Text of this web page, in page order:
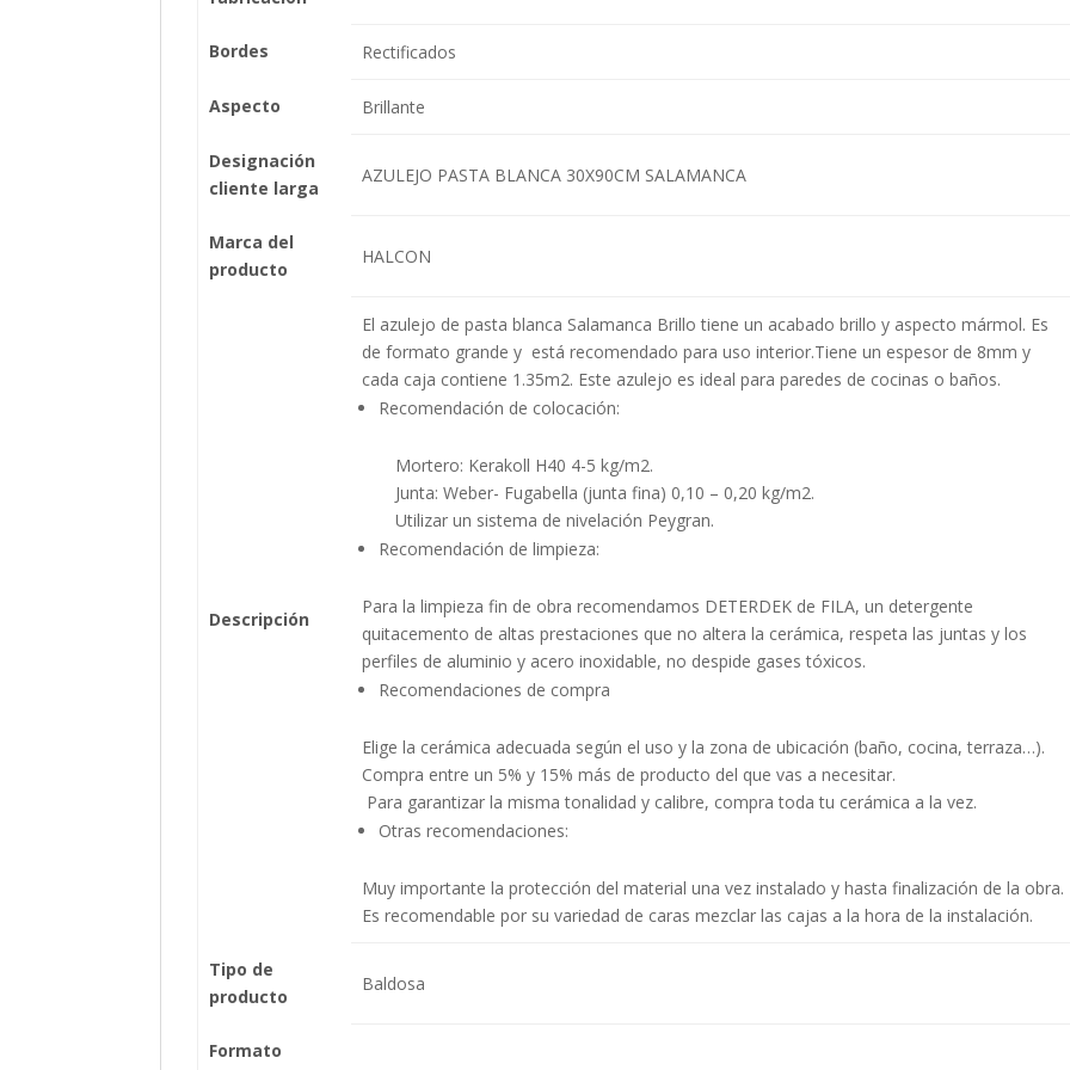
Bordes Rectificados
Aspecto Brillante
Designación
cliente larga
AZULEJO PASTA BLANCA 30X90CM SALAMANCA
Marca del
producto
HALCON
Descripción
El azulejo de pasta blanca Salamanca Brillo tiene un acabado brillo y aspecto mármol. Es
de formato grande y está recomendado para uso interior.Tiene un espesor de 8mm y
cada caja contiene 1.35m2. Este azulejo es ideal para paredes de cocinas o baños.
Recomendación de colocación:
Mortero: Kerakoll H40 4-5 kg/m2.
Junta: Weber- Fugabella (junta fina) 0,10 – 0,20 kg/m2.
Utilizar un sistema de nivelación Peygran.
Recomendación de limpieza:
Para la limpieza fin de obra recomendamos DETERDEK de FILA, un detergente
quitacemento de altas prestaciones que no altera la cerámica, respeta las juntas y los
perfiles de aluminio y acero inoxidable, no despide gases tóxicos.
Recomendaciones de compra
Elige la cerámica adecuada según el uso y la zona de ubicación (baño, cocina, terraza…).
Compra entre un 5% y 15% más de producto del que vas a necesitar.
Para garantizar la misma tonalidad y calibre, compra toda tu cerámica a la vez.
Otras recomendaciones:
Muy importante la protección del material una vez instalado y hasta finalización de la obra.
Es recomendable por su variedad de caras mezclar las cajas a la hora de la instalación.
Tipo de
producto
Baldosa
Formato